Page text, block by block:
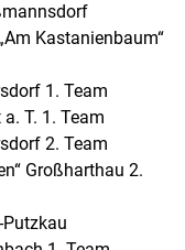
Kastanienbaum“
1. Team
T. 1. Team
2. Team
Großharthau 2.